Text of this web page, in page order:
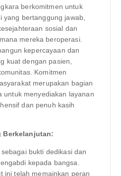
berkomitmen untuk
yang bertanggung jawab,
sosial dan
mereka beroperasi.
kepercayaan dan
kuat dengan pasien,
Komitmen
merupakan bagian
untuk menyediakan layanan
dan penuh kasih
Berkelanjutan:
bukti dedikasi dan
kepada bangsa.
ini telah memainkan peran